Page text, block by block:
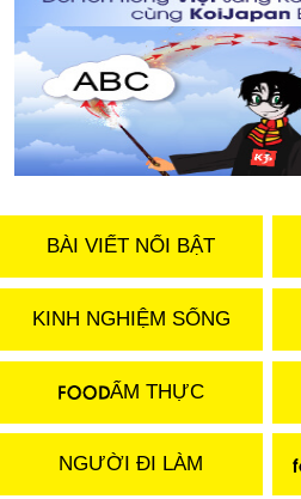
BÀI VIẾT NỔI BẬT
KINH NGHIỆM SỐNG
ẨM THỰC
NGƯỜI ĐI LÀM